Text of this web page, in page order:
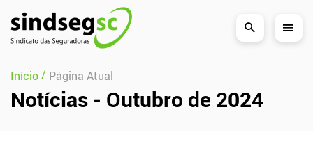
Pular Navegação (s)
Início/ Página Atual
Notícias - Outubro de 2024